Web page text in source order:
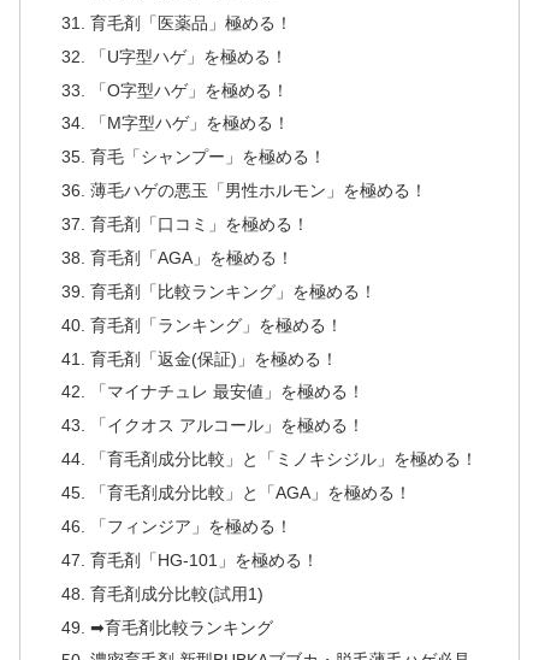
育毛剤「医薬品」極める！
「U字型ハゲ」を極める！
「O字型ハゲ」を極める！
「M字型ハゲ」を極める！
育毛「シャンプー」を極める！
薄毛ハゲの悪玉「男性ホルモン」を極める！
育毛剤「口コミ」を極める！
育毛剤「AGA」を極める！
育毛剤「比較ランキング」を極める！
育毛剤「ランキング」を極める！
育毛剤「返金(保証)」を極める！
「マイナチュレ 最安値」を極める！
「イクオス アルコール」を極める！
「育毛剤成分比較」と「ミノキシジル」を極める！
「育毛剤成分比較」と「AGA」を極める！
「フィンジア」を極める！
育毛剤「HG-101」を極める！
育毛剤成分比較(試用1)
➡育毛剤比較ランキング